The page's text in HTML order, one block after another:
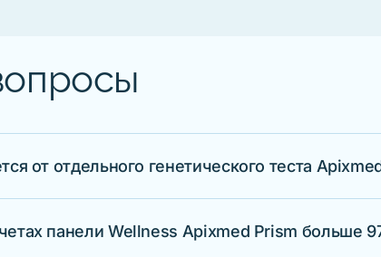
от отдельного генетического теста
отчет по одному направлению. Генетическая
сразу в нескольких системах организма.
панели Wellness Apixmed Prism больше